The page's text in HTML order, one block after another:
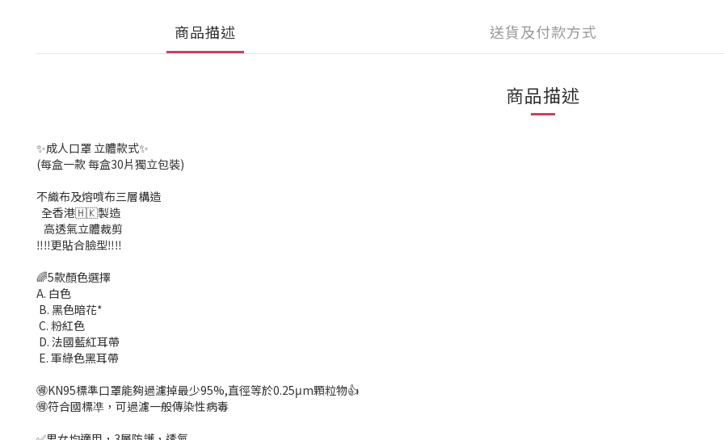
商品描述 送貨及付款方式
商品描述
✨成人口罩 立體款式✨
(每盒一款 每盒30片獨立包裝)
不織布及熔噴布三層構造
全香港🇭🇰製造
高透氣立體裁剪
‼️‼️更貼合臉型‼️‼️
🌈5款顏色選擇
A. 白色
B. 黑色暗花*
C. 粉紅色
D. 法國藍紅耳帶
E. 軍綠色黑耳帶
🉐KN95標準口罩能夠過濾掉最少95%,直徑等於0.25μm顆粒物👍
🉐符合國標凖，可過濾一般傳染性病毒